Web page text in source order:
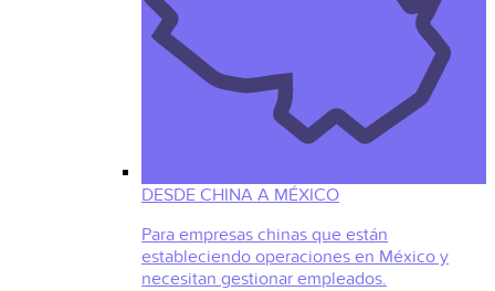
DESDE CHINA A MÉXICO
Para empresas chinas que están
estableciendo operaciones en México y
necesitan gestionar empleados.